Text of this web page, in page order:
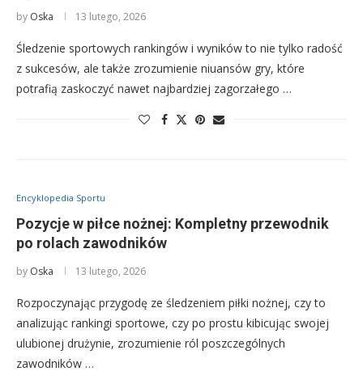
by Oska 13 lutego, 2026
Śledzenie sportowych rankingów i wyników to nie tylko radość
z sukcesów, ale także zrozumienie niuansów gry, które
potrafią zaskoczyć nawet najbardziej zagorzałego …
Encyklopedia Sportu
Pozycje w piłce nożnej: Kompletny przewodnik
po rolach zawodników
by Oska 13 lutego, 2026
Rozpoczynając przygodę ze śledzeniem piłki nożnej, czy to
analizując rankingi sportowe, czy po prostu kibicując swojej
ulubionej drużynie, zrozumienie ról poszczególnych
zawodników …